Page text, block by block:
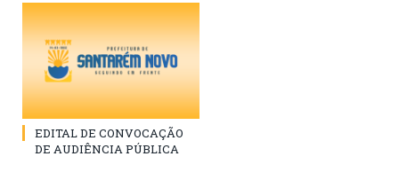
EDITAL DE CONVOCAÇÃO
DE AUDIÊNCIA PÚBLICA